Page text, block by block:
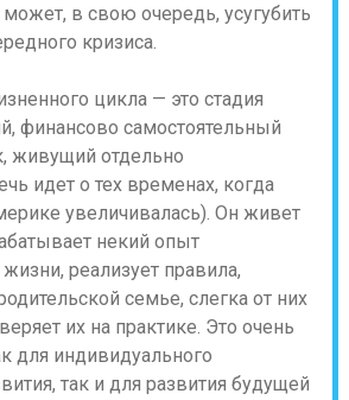
может, в свою очередь, усугубить
кризиса.
цикла — это стадия
финансово самостоятельный
живущий отдельно
идет о тех временах, когда
увеличивалась). Он живет
некий опыт
реализует правила,
семье, слегка от них
их на практике. Это очень
для индивидуального
так и для развития будущей